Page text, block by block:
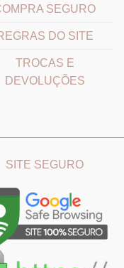
SEGURO
DO SITE
TROCAS E
DEVOLUÇÕES
SITE SEGURO